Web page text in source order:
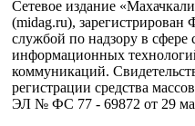
Сетевое издание
(midag.ru), зарегистрирован
службой по надзору в сфере
информационных
коммуникаций.
регистрации средства
ЭЛ № ФС 77 - 69872 от 29